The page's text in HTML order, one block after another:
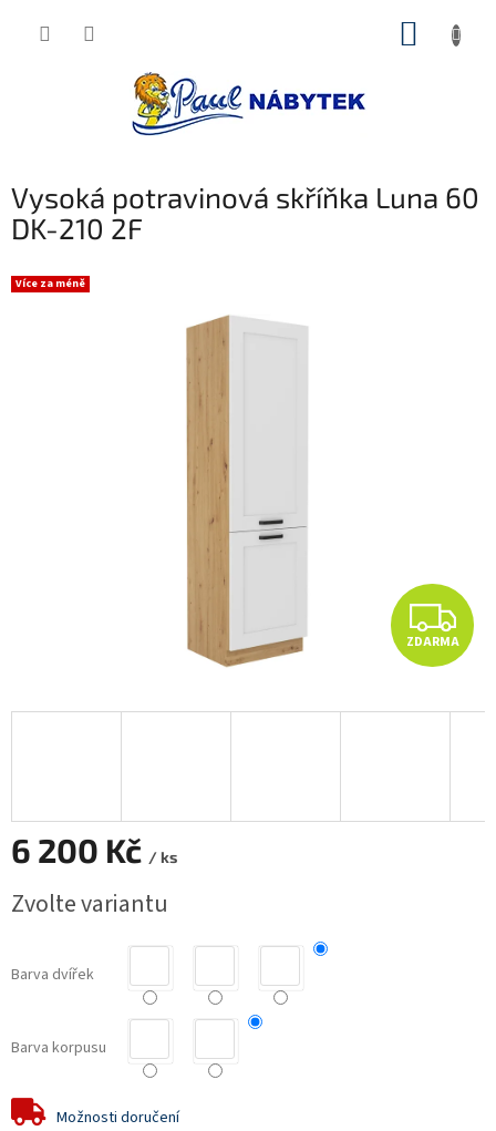
Vysoká potravinová skříňka Luna 60
DK-210 2F
Více za méně
Z
D
A
ZDARMA
6 200 Kč / ks
cena:
Zvolte variantu
Barva dvířek
Barva korpusu
Možnosti doručení